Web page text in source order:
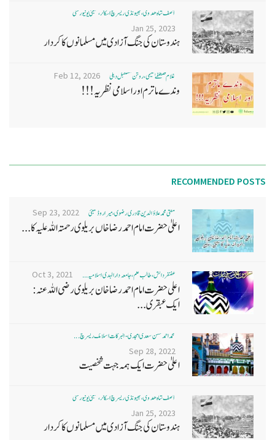
آصف شاہ ھدوی، بھیونڈی ریسرچ اسکالر، ممبئی یونیورسٹی
Jan 25, 2023
ہندوستان کی جنگ آزادی میں مسلمانوں کا کردار
غلام مصطفےٰ نعیمی، روشن مستقبل دہلی Feb 12, 2026
وندے ماترم اور اسلامی نظریہ!!!
RECOMMENDED POSTS
مفتی محمد علاؤ الدین قادری رضوی ، میرا روڈ ممبئی Sep 23, 2022
اعلیٰ حضرت امام احمد رضا خاں بر یلو ی رحمتہ اللہ علیہ کا...
غضنفر دانش، طالب علم، جامعہ دارالہدی اسلامیہ ... Oct 3, 2021
اعلی حضرت امام احمد رضا خان بریلوی رضی اللہ عنہ:
ایک عبقری...
محمد احمد حسن سعدی امجدی - البرکات اسلامک ریسرچ ...
Sep 28, 2022
اعلیٰ حضرت ایک ہمہ جہت شخصیت
آصف شاہ ھدوی، بھیونڈی ریسرچ اسکالر، ممبئی یونیورسٹی
Jan 25, 2023
ہندوستان کی جنگ آزادی میں مسلمانوں کا کردار